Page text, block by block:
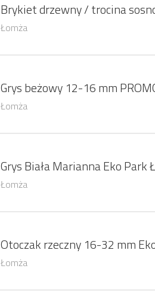
Brykiet drzewny / trocina
Łomża
Grys beżowy 12-16 mm
Łomża
Grys Biała Marianna Eko Park
Łomża
Otoczak rzeczny 16-32 mm
Łomża